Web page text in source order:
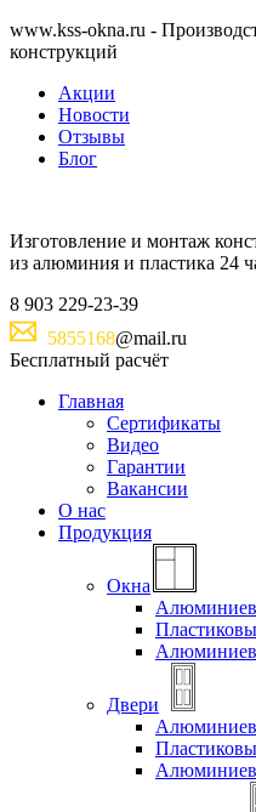
www.kss-okna.ru -
конструкций
Акции
Новости
Отзывы
Блог
Изготовление и монтаж
из алюминия и пластика 24
8 903 229-23-39
5855168@mail.ru
Бесплатный расчёт
Главная
Сертификаты
Видео
Гарантии
Вакансии
О нас
Продукция
Окна
Двери